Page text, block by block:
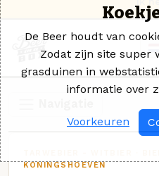
KONINGSHOEVEN
De Beer houdt van
Zodat zijn site super
grasduinen in
informatie over
Voorkeuren